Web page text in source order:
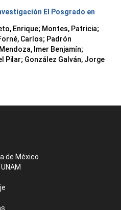
El Posgrado en
Enrique; Montes, Patricia;
Carlos; Padrón
Imer Benjamín;
Pilar; González Galván, Jorge
de México